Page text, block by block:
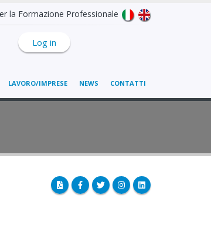
la Formazione Professionale
Log in
LAVORO/IMPRESE NEWS CONTATTI